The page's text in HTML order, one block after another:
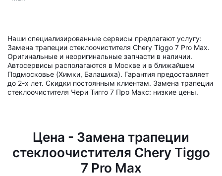
Наши специализированные сервисы предлагают услугу:
Замена трапеции стеклоочистителя Chery Tiggo 7 Pro Max.
Оригинальные и неоригинальные запчасти в наличии.
Автосервисы располагаются в Москве и в ближайшем
Подмосковье (Химки, Балашиха). Гарантия предоставляет
до 2-х лет. Скидки постоянным клиентам. Замена трапеции
стеклоочистителя Чери Тигго 7 Про Макс: низкие цены.
Цена - Замена трапеции
стеклоочистителя Chery Tiggo
7 Pro Max